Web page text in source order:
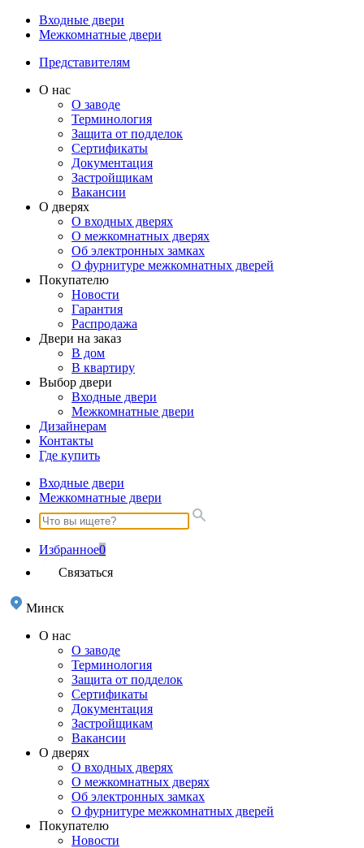
Входные двери
Межкомнатные двери
Представителям
О нас
О заводе
Терминология
Защита от подделок
Сертификаты
Документация
Застройщикам
Вакансии
О дверях
О входных дверях
О межкомнатных дверях
Об электронных замках
О фурнитуре межкомнатных дверей
Покупателю
Новости
Гарантия
Распродажа
Двери на заказ
В дом
В квартиру
Выбор двери
Входные двери
Межкомнатные двери
Дизайнерам
Контакты
Где купить
Входные двери
Межкомнатные двери
Избранное0
Связаться
Минск
О нас
О заводе
Терминология
Защита от подделок
Сертификаты
Документация
Застройщикам
Вакансии
О дверях
О входных дверях
О межкомнатных дверях
Об электронных замках
О фурнитуре межкомнатных дверей
Покупателю
Новости